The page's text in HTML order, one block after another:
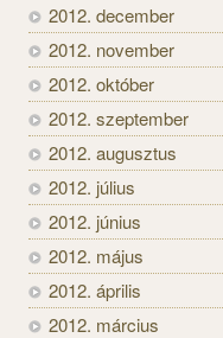
2012. december
2012. november
2012. október
2012. szeptember
2012. augusztus
2012. július
2012. június
2012. május
2012. április
2012. március